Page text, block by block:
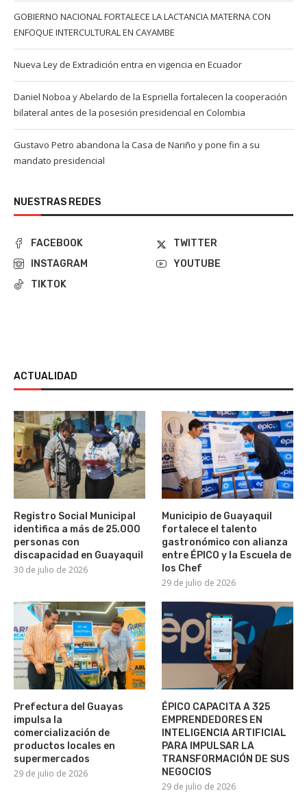
GOBIERNO NACIONAL FORTALECE LA LACTANCIA MATERNA CON
ENFOQUE INTERCULTURAL EN CAYAMBE
Nueva Ley de Extradición entra en vigencia en Ecuador
Daniel Noboa y Abelardo de la Espriella fortalecen la cooperación
bilateral antes de la posesión presidencial en Colombia
Gustavo Petro abandona la Casa de Nariño y pone fin a su
mandato presidencial
NUESTRAS REDES
FACEBOOK
TWITTER
INSTAGRAM
YOUTUBE
TIKTOK
ACTUALIDAD
Registro Social Municipal
identifica a más de 25.000
personas con
discapacidad en Guayaquil
30 de julio de 2026
Municipio de Guayaquil
fortalece el talento
gastronómico con alianza
entre ÉPICO y la Escuela de
los Chef
29 de julio de 2026
Prefectura del Guayas
impulsa la
comercialización de
productos locales en
supermercados
29 de julio de 2026
ÉPICO CAPACITA A 325
EMPRENDEDORES EN
INTELIGENCIA ARTIFICIAL
PARA IMPULSAR LA
TRANSFORMACIÓN DE SUS
NEGOCIOS
29 de julio de 2026